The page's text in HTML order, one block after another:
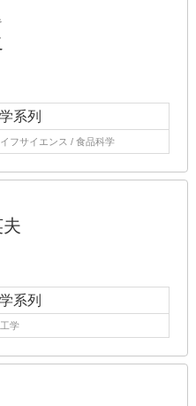
系列
フサイエンス / 食品科学
系列
学